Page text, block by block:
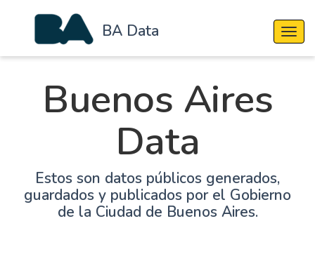
BA Data
Buenos Aires
Data
Estos son datos públicos generados,
guardados y publicados por el Gobierno
de la Ciudad de Buenos Aires.